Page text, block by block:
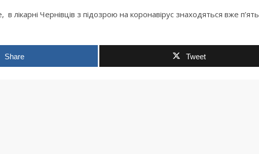
в лікарні Чернівців з підозрою на коронавірус знаходяться вже п’ять
Share Tweet